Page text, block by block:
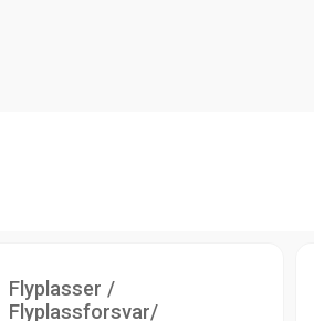
Flyplasser /
Flyplassforsvar/